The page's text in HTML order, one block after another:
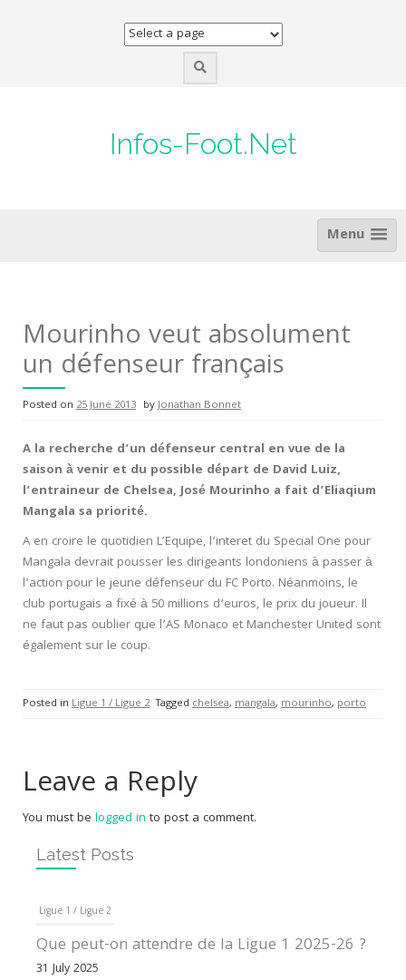
Infos-Foot.Net
Menu
Mourinho veut absolument
un défenseur français
Posted on 25 June 2013 byJonathan Bonnet
A la recherche d’un défenseur central en vue de la
saison à venir et du possible départ de David Luiz,
l’entraineur de Chelsea, José Mourinho a fait d’Eliaqium
Mangala sa priorité.
A en croire le quotidien L’Equipe, l’interet du Special One pour
Mangala devrait pousser les dirigeants londoniens à passer à
l’action pour le jeune défenseur du FC Porto. Néanmoins, le
club portugais a fixé à 50 millions d’euros, le prix du joueur. Il
ne faut pas oublier que l’AS Monaco et Manchester United sont
également sur le coup.
Posted in Ligue 1 / Ligue 2 Tagged chelsea, mangala, mourinho, porto
Leave a Reply
You must be logged in to post a comment.
Latest Posts
Ligue 1 / Ligue 2
Que peut-on attendre de la Ligue 1 2025-26 ?
31 July 2025